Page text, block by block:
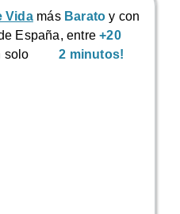
Vidamás Barato y con
España, entre+20
solo2 minutos!